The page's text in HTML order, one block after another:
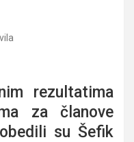
rezultatima
za članove
su Šefik